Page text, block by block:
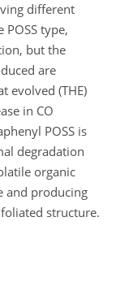
different
type,
but the
are
evolved (THE)
in CO
POSS is
degradation
organic
and producing
structure.